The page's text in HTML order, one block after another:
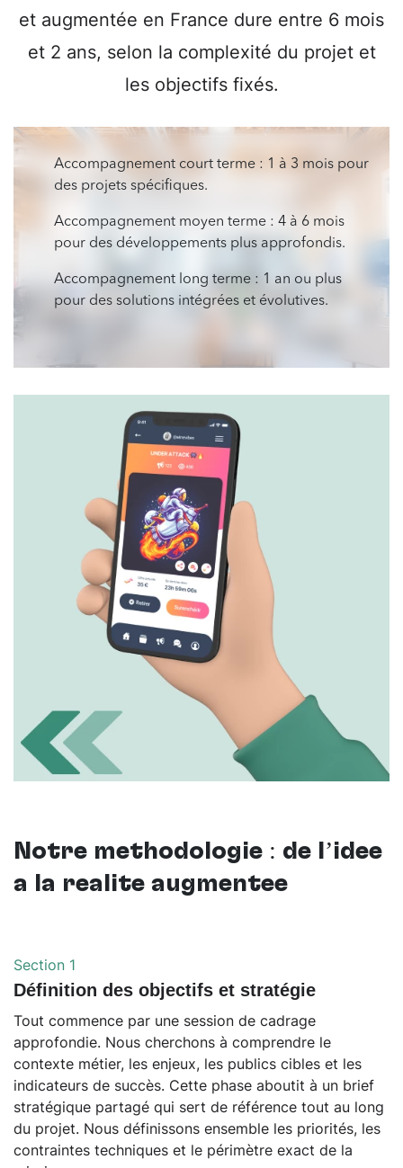
et augmentée en France dure entre 6 mois
et 2 ans, selon la complexité du projet et
les objectifs fixés.
Accompagnement court terme : 1 à 3 mois pour
des projets spécifiques.
Accompagnement moyen terme : 4 à 6 mois
pour des développements plus approfondis.
Accompagnement long terme : 1 an ou plus
pour des solutions intégrées et évolutives.
Notre méthodologie : de l’idée
à la réalité augmentée
Section 1
Définition des objectifs et stratégie
Tout commence par une session de cadrage
approfondie. Nous cherchons à comprendre le
contexte métier, les enjeux, les publics cibles et les
indicateurs de succès. Cette phase aboutit à un brief
stratégique partagé qui sert de référence tout au long
du projet. Nous définissons ensemble les priorités, les
contraintes techniques et le périmètre exact de la